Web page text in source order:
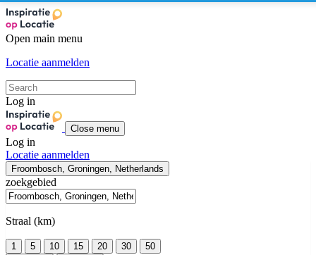
Open main menu
Locatie aanmelden
Log in
Close menu
Log in
Locatie aanmelden
Froombosch, Groningen, Netherlands
zoekgebied
Straal (km)
1 5 10 15 20 30
50